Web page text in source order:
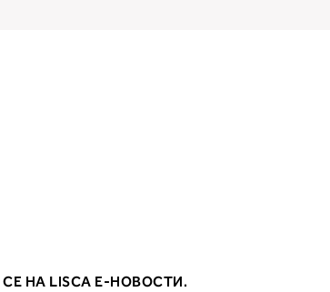
НА LISCA Е-НОВОСТИ.